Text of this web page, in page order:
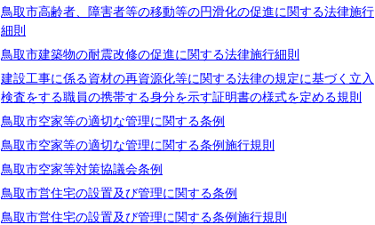
鳥取市高齢者、障害者等の移動等の円滑化の促進に関する法律施行
細則
鳥取市建築物の耐震改修の促進に関する法律施行細則
建設工事に係る資材の再資源化等に関する法律の規定に基づく立入
検査をする職員の携帯する身分を示す証明書の様式を定める規則
鳥取市空家等の適切な管理に関する条例
鳥取市空家等の適切な管理に関する条例施行規則
鳥取市空家等対策協議会条例
鳥取市営住宅の設置及び管理に関する条例
鳥取市営住宅の設置及び管理に関する条例施行規則